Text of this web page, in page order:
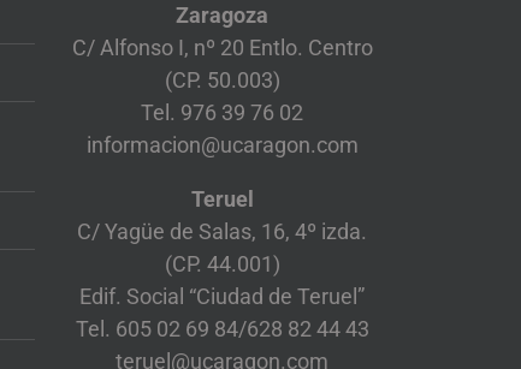
Zaragoza
C/ Alfonso I, nº 20 Entlo. Centro
(CP. 50.003)
Tel. 976 39 76 02
informacion@ucaragon.com
Teruel
C/ Yagüe de Salas, 16, 4º izda.
(CP. 44.001)
Edif. Social “Ciudad de Teruel”
Tel. 605 02 69 84/628 82 44 43
teruel@ucaragon.com